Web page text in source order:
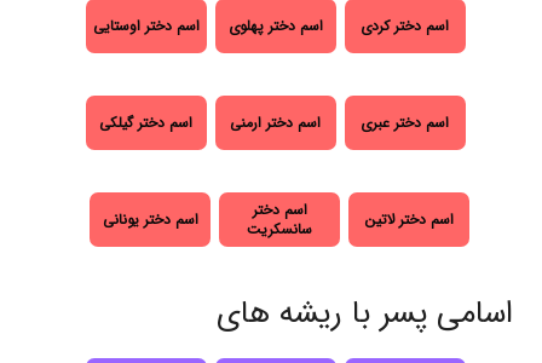
اسم دختر کردی اسم دختر پهلوی اسم دختر اوستایی
اسم دختر عبری اسم دختر ارمنی اسم دختر گیلکی
اسم دختر لاتین
اسم دختر
سانسکریت
اسم دختر یونانی
اسامی پسر با ریشه های